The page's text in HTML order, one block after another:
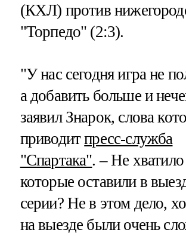
(КХЛ) против
"Торпедо" (2:3).
"У нас сегодня игра не
а добавить больше и
заявил Знарок, слова
приводитпресс-служба
"Спартака". – Не
которые оставили в
серии? Не в этом дело,
на выезде были очень